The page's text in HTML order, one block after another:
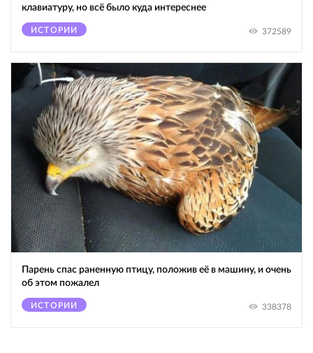
клавиатуру, но всё было куда интереснее
ИСТОРИИ 372589
Парень спас раненную птицу, положив её в машину, и очень
об этом пожалел
ИСТОРИИ 338378